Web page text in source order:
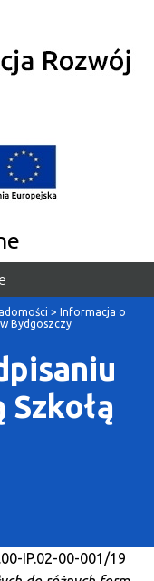
> Informacja o
Bydgoszczy
IP.02-00-001/19